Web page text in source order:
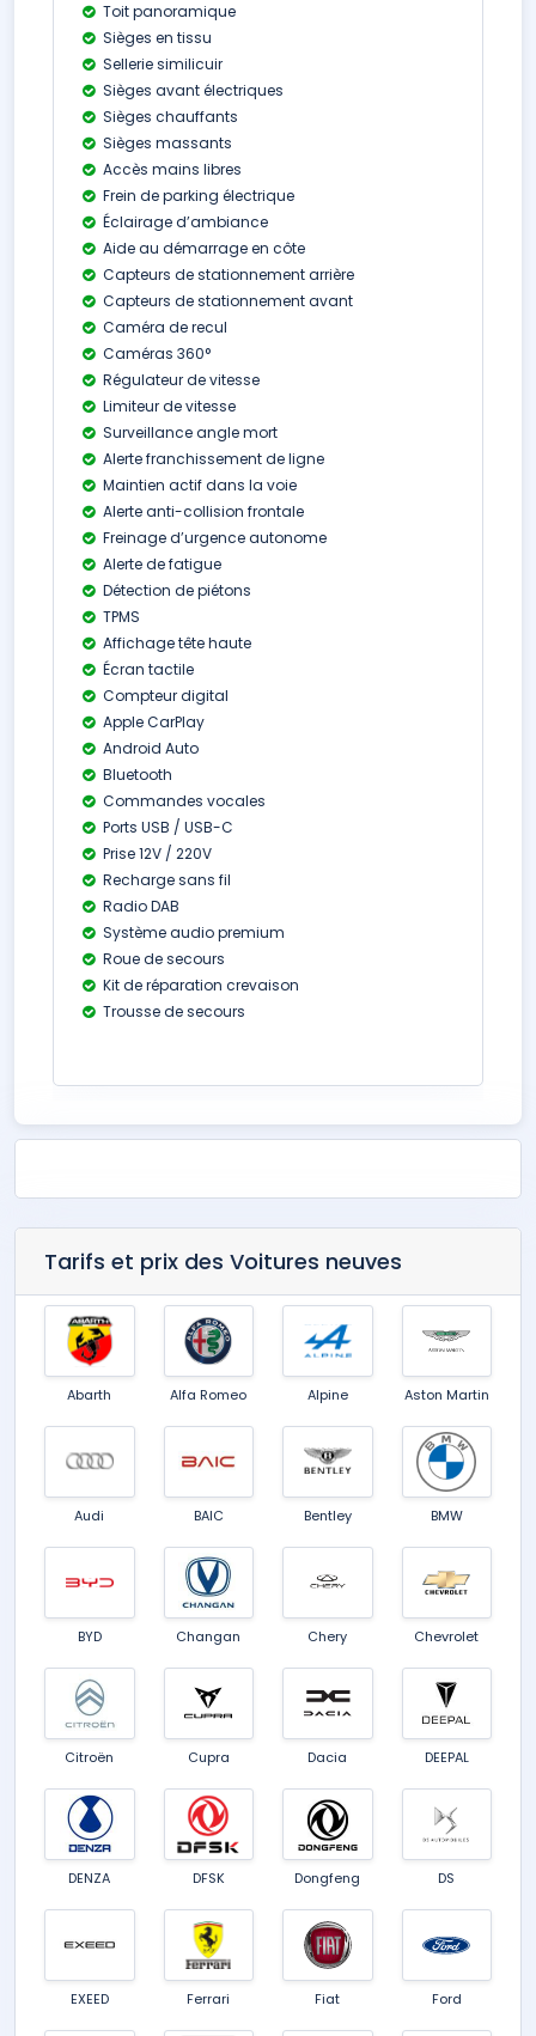
Toit panoramique
Sièges en tissu
Sellerie similicuir
Sièges avant électriques
Sièges chauffants
Sièges massants
Accès mains libres
Frein de parking électrique
Éclairage d’ambiance
Aide au démarrage en côte
Capteurs de stationnement arrière
Capteurs de stationnement avant
Caméra de recul
Caméras 360°
Régulateur de vitesse
Limiteur de vitesse
Surveillance angle mort
Alerte franchissement de ligne
Maintien actif dans la voie
Alerte anti-collision frontale
Freinage d’urgence autonome
Alerte de fatigue
Détection de piétons
TPMS
Affichage tête haute
Écran tactile
Compteur digital
Apple CarPlay
Android Auto
Bluetooth
Commandes vocales
Ports USB / USB-C
Prise 12V / 220V
Recharge sans fil
Radio DAB
Système audio premium
Roue de secours
Kit de réparation crevaison
Trousse de secours
Tarifs et prix des Voitures neuves
Abarth Alfa Romeo Alpine Aston Martin
Audi BAIC Bentley BMW
BYD Changan Chery Chevrolet
Citroën Cupra Dacia DEEPAL
DENZA DFSK Dongfeng DS
EXEED Ferrari Fiat Ford